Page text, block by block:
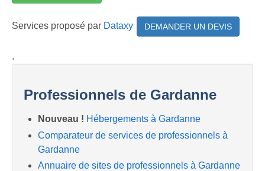
Services proposé par Dataxy DEMANDER UN DEVIS
.
Professionnels de Gardanne
Nouveau ! Hébergements à Gardanne
Comparateur de services de professionnels à
Gardanne
Annuaire de sites de professionnels à Gardanne